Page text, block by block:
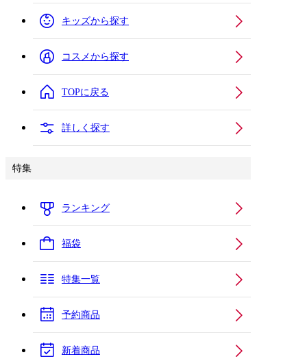
キッズから探す
コスメから探す
TOPに戻る
詳しく探す
特集
ランキング
福袋
特集一覧
予約商品
新着商品